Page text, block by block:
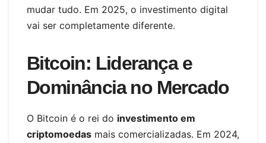
mudar tudo. Em 2025, o investimento digital
vai ser completamente diferente.
Bitcoin: Liderança e
Dominância no Mercado
O Bitcoin é o rei do investimento em
criptomoedas mais comercializadas. Em 2024,